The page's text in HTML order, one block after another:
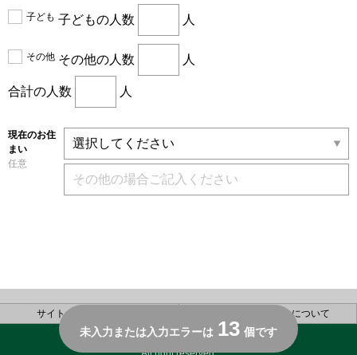
子ども 子どもの人数 人
その他 その他の人数 人
合計の人数 人
現在のお住
まい
任意
未入力または入力エラーは 13 個です
サイトのご利用について 個人情報の取り扱いについて
Copyright(C) SUMITOMO FORESTRY CO.,LTD.